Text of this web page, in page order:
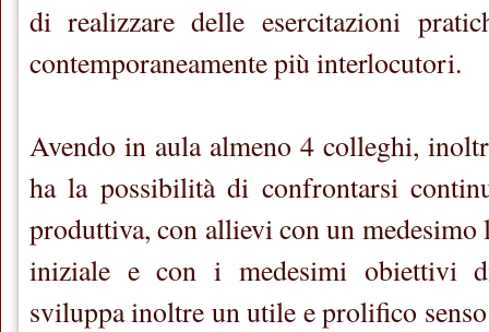
di realizzare delle esercitazioni
contemporaneamente più interlocutori.
Avendo in aula almeno 4 colleghi,
ha la possibilità di confrontarsi
produttiva, con allievi con un medesimo
iniziale e con i medesimi obiettivi
sviluppa inoltre un utile e prolifico